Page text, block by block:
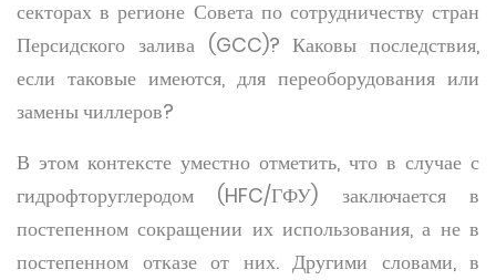
секторах в регионе Совета по сотрудничеству стран
Персидского залива (GCC)? Каковы последствия,
если таковые имеются, для переоборудования или
замены чиллеров?
В этом контексте уместно отметить, что в случае с
гидрофторуглеродом (HFC/ГФУ) заключается в
постепенном сокращении их использования, а не в
постепенном отказе от них. Другими словами, в